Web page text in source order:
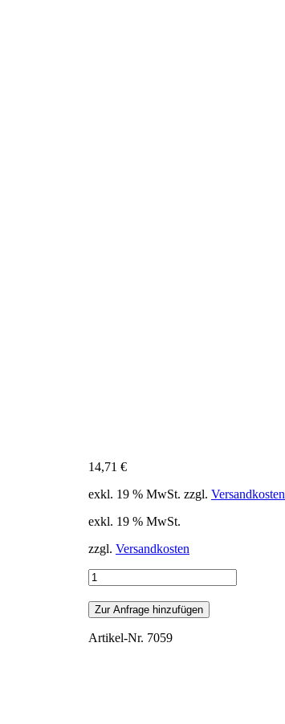
14,71 €
exkl. 19 % MwSt. zzgl. Versandkosten
exkl. 19 % MwSt.
zzgl. Versandkosten
Stretchhusse
Biertischhusse
220x50
cm
+
Zur Anfrage hinzufügen
Artikel-Nr. 7059